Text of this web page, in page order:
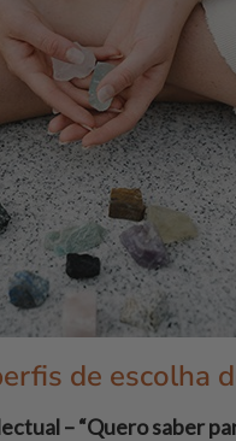
de escolha
– “Quero saber